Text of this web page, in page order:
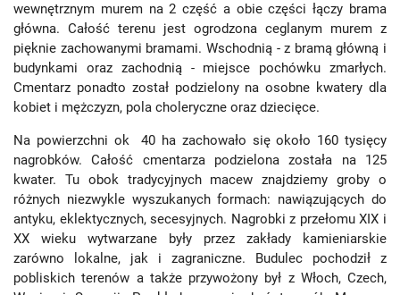
wewnętrznym murem na 2 część a obie części łączy brama
główna. Całość terenu jest ogrodzona ceglanym murem z
pięknie zachowanymi bramami. Wschodnią - z bramą główną i
budynkami oraz zachodnią - miejsce pochówku zmarłych.
Cmentarz ponadto został podzielony na osobne kwatery dla
kobiet i mężczyzn, pola choleryczne oraz dziecięce.
Na powierzchni ok 40 ha zachowało się około 160 tysięcy
nagrobków. Całość cmentarza podzielona została na 125
kwater. Tu obok tradycyjnych macew znajdziemy groby o
różnych niezwykle wyszukanych formach: nawiązujących do
antyku, eklektycznych, secesyjnych. Nagrobki z przełomu XIX i
XX wieku wytwarzane były przez zakłady kamieniarskie
zarówno lokalne, jak i zagraniczne. Budulec pochodził z
pobliskich terenów a także przywożony był z Włoch, Czech,